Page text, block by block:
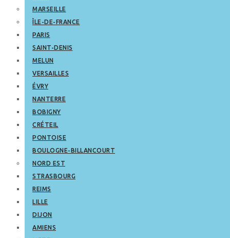
MARSEILLE
ÎLE-DE-FRANCE
PARIS
SAINT-DENIS
MELUN
VERSAILLES
ÉVRY
NANTERRE
BOBIGNY
CRÉTEIL
PONTOISE
BOULOGNE-BILLANCOURT
NORD EST
STRASBOURG
REIMS
LILLE
DIJON
AMIENS